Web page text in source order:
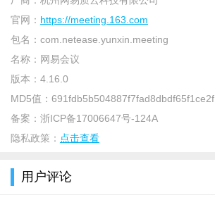
官网： https://meeting.163.com
包名： com.netease.yunxin.meeting
名称： 网易会议
版本： 4.16.0
MD5值： 691fdb5b504887f7fad8dbdf65f1ce2f
备案： 浙ICP备17006647号-124A
隐私政策： 点击查看
用户评论